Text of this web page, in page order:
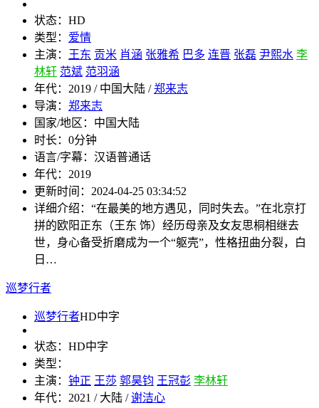
状态： HD
类型： 爱情
主演： 王东 贡米 肖涵 张雅希 巴多 连晋 张磊 尹熙水 李
林轩 范斌 范羽涵
年代： 2019 / 中国大陆 /郑来志
导演： 郑来志
国家/地区： 中国大陆
时长： 0分钟
语言/字幕： 汉语普通话
年代： 2019
更新时间： 2024-04-25 03:34:52
详细介绍： “在最美的地方遇见，同时失去。”在北京打
拼的欧阳正东（王东 饰）经历母亲及女友思桐相继去
世，身心备受折磨成为一个“躯壳”，性格扭曲分裂，白
日…
巡梦行者
巡梦行者HD中字
状态： HD中字
类型：
主演： 钟正 王莎 郭昊钧 王冠彭 李林轩
年代： 2021 / 大陆 /谢洁心